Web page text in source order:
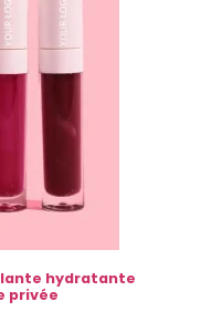
hydratante
privée